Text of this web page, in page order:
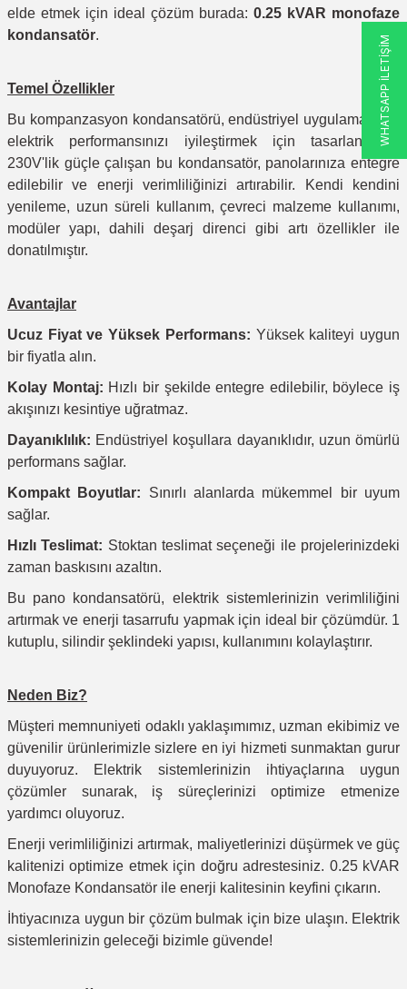
elde etmek için ideal çözüm burada: 0.25 kVAR monofaze
kondansatör.
Temel Özellikler
Bu kompanzasyon kondansatörü, endüstriyel uygulamalarda
elektrik performansınızı iyileştirmek için tasarlanmıştır.
230V'lik güçle çalışan bu kondansatör, panolarınıza entegre
edilebilir ve enerji verimliliğinizi artırabilir. Kendi kendini
yenileme, uzun süreli kullanım, çevreci malzeme kullanımı,
modüler yapı, dahili deşarj direnci gibi artı özellikler ile
donatılmıştır.
Avantajlar
Ucuz Fiyat ve Yüksek Performans: Yüksek kaliteyi uygun
bir fiyatla alın.
Kolay Montaj: Hızlı bir şekilde entegre edilebilir, böylece iş
akışınızı kesintiye uğratmaz.
Dayanıklılık: Endüstriyel koşullara dayanıklıdır, uzun ömürlü
performans sağlar.
Kompakt Boyutlar: Sınırlı alanlarda mükemmel bir uyum
sağlar.
Hızlı Teslimat: Stoktan teslimat seçeneği ile projelerinizdeki
zaman baskısını azaltın.
Bu pano kondansatörü, elektrik sistemlerinizin verimliliğini
artırmak ve enerji tasarrufu yapmak için ideal bir çözümdür. 1
kutuplu, silindir şeklindeki yapısı, kullanımını kolaylaştırır.
Neden Biz?
Müşteri memnuniyeti odaklı yaklaşımımız, uzman ekibimiz ve
güvenilir ürünlerimizle sizlere en iyi hizmeti sunmaktan gurur
duyuyoruz. Elektrik sistemlerinizin ihtiyaçlarına uygun
çözümler sunarak, iş süreçlerinizi optimize etmenize
yardımcı oluyoruz.
Enerji verimliliğinizi artırmak, maliyetlerinizi düşürmek ve güç
kalitenizi optimize etmek için doğru adrestesiniz. 0.25 kVAR
Monofaze Kondansatör ile enerji kalitesinin keyfini çıkarın.
İhtiyacınıza uygun bir çözüm bulmak için bize ulaşın. Elektrik
sistemlerinizin geleceği bizimle güvende!
WHATSAPP İLETİŞİM